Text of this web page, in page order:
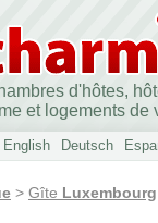
d'hôtes,
et logements de
English Deutsch
> Gîte Luxembourg